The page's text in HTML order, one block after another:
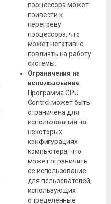
процессора может
привести к
перегреву
процессора, что
может негативно
повлиять на работу
системы.
Ограничения на
использование
Программа CPU
Control может быть
ограничена для
использования на
некоторых
конфигурациях
компьютера, что
может ограничить
ее использование
для пользователей,
использующих
определенные